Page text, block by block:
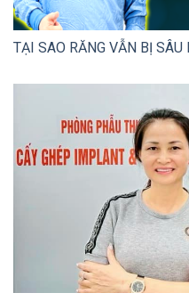
TẠI SAO RĂNG VẪN BỊ